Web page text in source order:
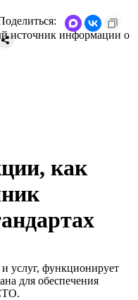
источник информации о
как
услуг, функционирует
для обеспечения